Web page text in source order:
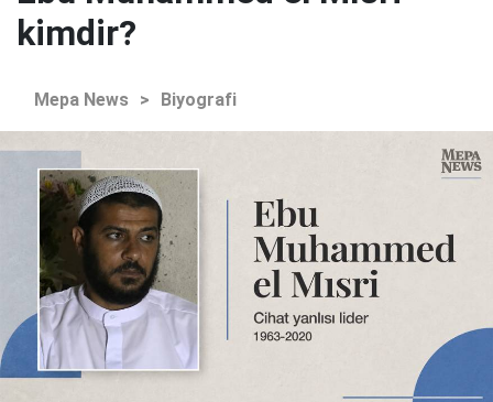
kimdir?
Mepa News > Biyografi